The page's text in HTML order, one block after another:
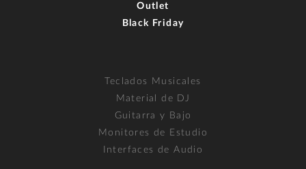
Outlet
Black Friday
Teclados Musicales
Material de DJ
Guitarra y Bajo
Monitores de Estudio
Interfaces de Audio